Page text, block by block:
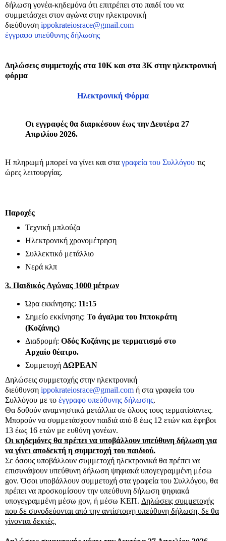
δήλωση γονέα-κηδεμόνα ότι επιτρέπει στο παιδί του να
συμμετάσχει στον αγώνα στην ηλεκτρονική
διεύθυνση ippokrateiosrace@gmail.com
έγγραφο υπεύθυνης δήλωσης
Δηλώσεις συμμετοχής στα 10Κ και στα 3Κ στην ηλεκτρονική
φόρμα
Ηλεκτρονική Φόρμα
Οι εγγραφές θα διαρκέσουν έως την Δευτέρα 27
Απριλίου 2026.
Η πληρωμή μπορεί να γίνει και στα γραφεία του Συλλόγου τις
ώρες λειτουργίας.
Παροχές
Τεχνική μπλούζα
Ηλεκτρονική χρονομέτρηση
Συλλεκτικό μετάλλιο
Νερά κλπ
3. Παιδικός Αγώνας 1000 μέτρων
Ώρα εκκίνησης: 11:15
Σημείο εκκίνησης: Το άγαλμα του Ιπποκράτη
(Κοζάνης)
Διαδρομή: Οδός Κοζάνης με τερματισμό στο
Αρχαίο θέατρο.
Συμμετοχή ΔΩΡΕΑΝ
Δηλώσεις συμμετοχής στην ηλεκτρονική
διεύθυνση ippokrateiosrace@gmail.com ή στα γραφεία του
Συλλόγου με το έγγραφο υπεύθυνης δήλωσης.
Θα δοθούν αναμνηστικά μετάλλια σε όλους τους τερματίσαντες.
Μπορούν να συμμετάσχουν παιδιά από 8 έως 12 ετών και έφηβοι
13 έως 16 ετών με ευθύνη γονέων.
Οι κηδεμόνες θα πρέπει να υποβάλλουν υπεύθυνη δήλωση για
να γίνει αποδεκτή η συμμετοχή του παιδιού.
Σε όσους υποβάλλουν συμμετοχή ηλεκτρονικά θα πρέπει να
επισυνάψουν υπεύθυνη δήλωση ψηφιακά υπογεγραμμένη μέσω
gov. Όσοι υποβάλλουν συμμετοχή στα γραφεία του Συλλόγου, θα
πρέπει να προσκομίσουν την υπεύθυνη δήλωση ψηφιακά
υπογεγραμμένη μέσω gov, ή μέσω ΚΕΠ. Δηλώσεις συμμετοχής
που δε συνοδεύονται από την αντίστοιχη υπεύθυνη δήλωση, δε θα
γίνονται δεκτές.